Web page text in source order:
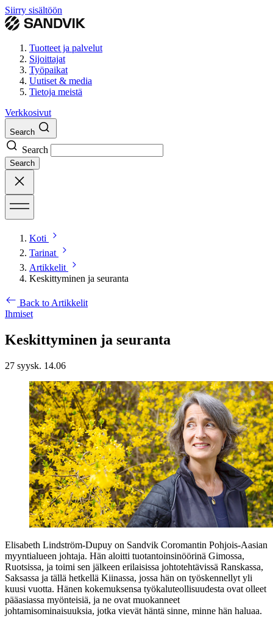
Siirry sisältöön
Tuotteet ja palvelut
Sijoittajat
Työpaikat
Uutiset & media
Tietoja meistä
Verkkosivut
Search
Search
Search
Koti
Tarinat
Artikkelit
Keskittyminen ja seuranta
Back to Artikkelit
Ihmiset
Keskittyminen ja seuranta
27 syysk. 14.06
Elisabeth Lindström-Dupuy on Sandvik Coromantin Pohjois-Aasian
myyntialueen johtaja. Hän aloitti tuotantoinsinöörinä Gimossa,
Ruotsissa, ja toimi sen jälkeen erilaisissa johtotehtävissä Ranskassa,
Saksassa ja tällä hetkellä Kiinassa, jossa hän on työskennellyt yli
kuusi vuotta. Hänen kokemuksensa työkaluteollisuudesta ovat olleet
pääasiassa myönteisiä, ja ne ovat muokanneet
johtamisominaisuuksia, jotka vievät häntä sinne, minne hän haluaa.